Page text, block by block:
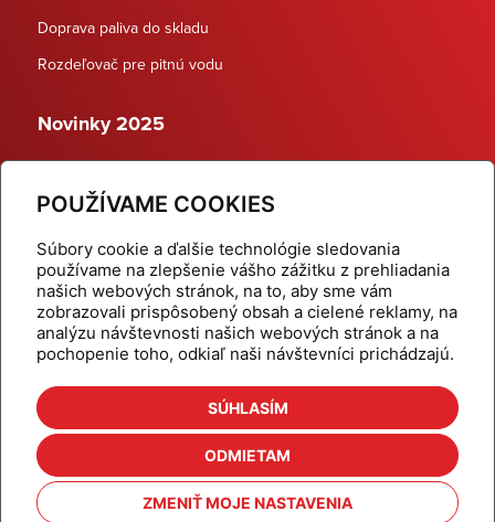
POUŽÍVAME COOKIES
Súbory cookie a ďalšie technológie sledovania
používame na zlepšenie vášho zážitku z prehliadania
našich webových stránok, na to, aby sme vám
zobrazovali prispôsobený obsah a cielené reklamy, na
analýzu návštevnosti našich webových stránok a na
pochopenie toho, odkiaľ naši návštevníci prichádzajú.
SÚHLASÍM
ODMIETAM
ZMENIŤ MOJE NASTAVENIA
Doprava paliva do skladu
Rozdeľovač pre pitnú vodu
Novinky 2025
Dynamické termostatické ventily
Domov
Produkty
Aktuality
Odber šikovné tipy
Kalkulačky
Cenníky
Na stiahnutie
Referencie
Kontakt